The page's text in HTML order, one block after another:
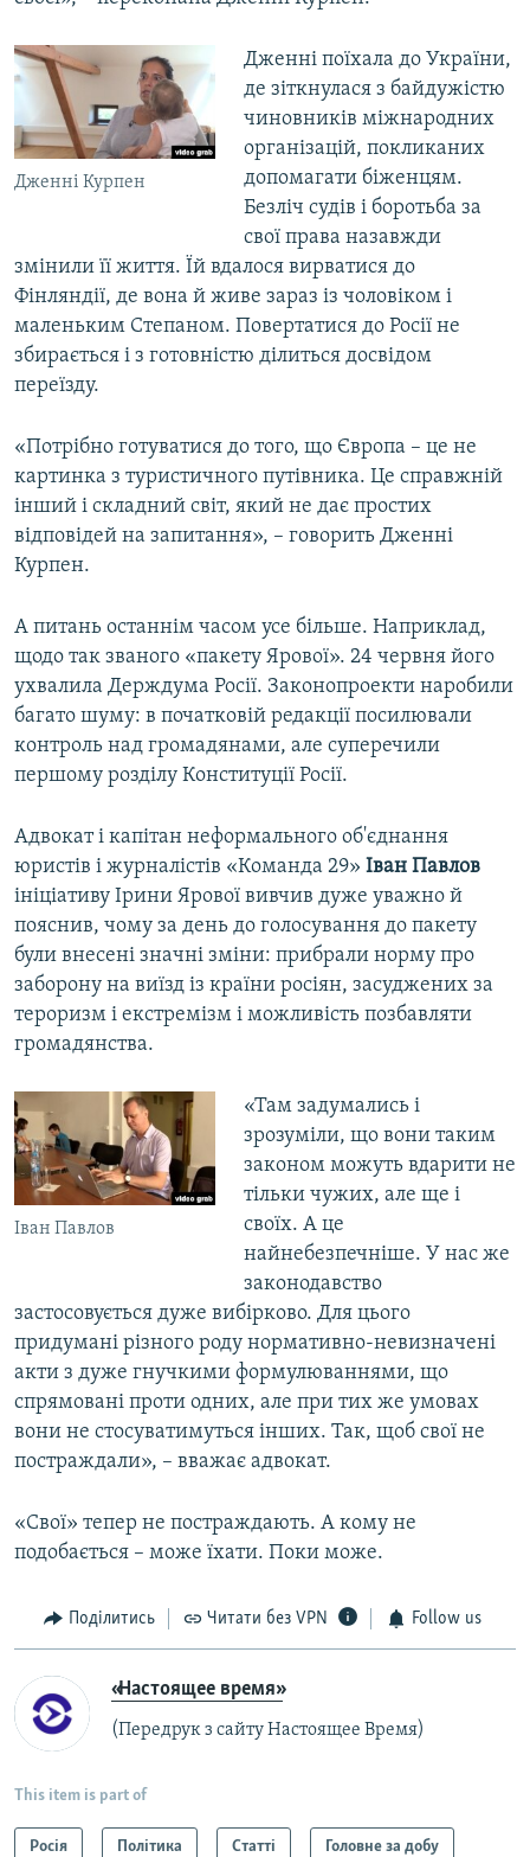
Дженні Курпен
Дженні поїхала до України,
де зіткнулася з байдужістю
чиновників міжнародних
організацій, покликаних
допомагати біженцям.
Безліч судів і боротьба за
свої права назавжди
змінили її життя. Їй вдалося вирватися до
Фінляндії, де вона й живе зараз із чоловіком і
маленьким Степаном. Повертатися до Росії не
збирається і з готовністю ділиться досвідом
переїзду.
«Потрібно готуватися до того, що Європа – це не
картинка з туристичного путівника. Це справжній
інший і складний світ, який не дає простих
відповідей на запитання», – говорить Дженні
Курпен.
А питань останнім часом усе більше. Наприклад,
щодо так званого «пакету Ярової». 24 червня його
ухвалила Держдума Росії. Законопроекти наробили
багато шуму: в початковій редакції посилювали
контроль над громадянами, але суперечили
першому розділу Конституції Росії.
Адвокат і капітан неформального об'єднання
юристів і журналістів «Команда 29» Іван Павлов
ініціативу Ірини Ярової вивчив дуже уважно й
пояснив, чому за день до голосування до пакету
були внесені значні зміни: прибрали норму про
заборону на виїзд із країни росіян, засуджених за
тероризм і екстремізм і можливість позбавляти
громадянства.
Іван Павлов
«Там задумались і
зрозуміли, що вони таким
законом можуть вдарити не
тільки чужих, але ще і
своїх. А це
найнебезпечніше. У нас же
законодавство
застосовується дуже вибірково. Для цього
придумані різного роду нормативно-невизначені
акти з дуже гнучкими формулюваннями, що
спрямовані проти одних, але при тих же умовах
вони не стосуватимуться інших. Так, щоб свої не
постраждали», – вважає адвокат.
«Свої» тепер не постраждають. А кому не
подобається – може їхати. Поки може.
Поділитись Читати без VPN Follow us
«Настоящее время»
(Передрук з сайту Настоящее Время)
This item is part of
Росія Політика Статті Головне за добу